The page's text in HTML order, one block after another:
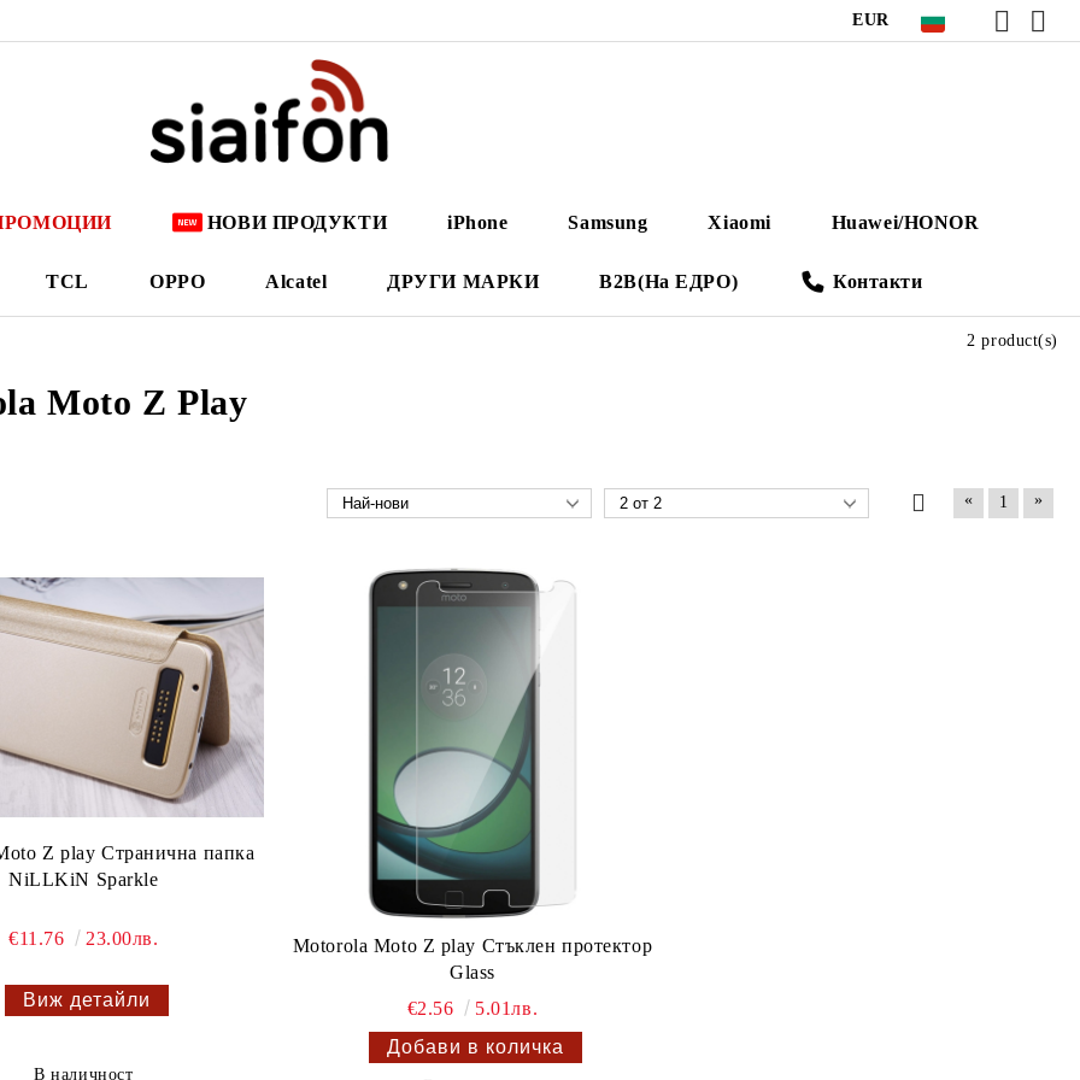
EUR
НОВИ ПРОДУКТИ iPhone Samsung Xiaomi Huawei/HONOR
TCL OPPO Alcatel ДРУГИ МАРКИ B2B(На ЕДРО) Контакти
Moto Z Play
2 product(s)
« 1 »
Z play Странична папка
NiLLKiN Sparkle
€11.76 23.00лв.
Виж детайли
В наличност
Motorola Moto Z play Стъклен протектор
Glass
€2.56
5.01лв.